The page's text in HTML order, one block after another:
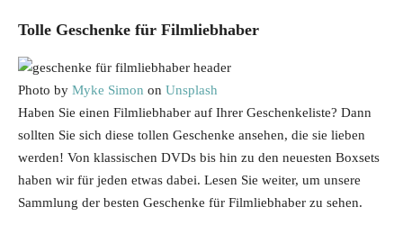
Tolle Geschenke für Filmliebhaber
Photo by Myke Simon on Unsplash
Haben Sie einen Filmliebhaber auf Ihrer Geschenkeliste? Dann
sollten Sie sich diese tollen Geschenke ansehen, die sie lieben
werden! Von klassischen DVDs bis hin zu den neuesten Boxsets
haben wir für jeden etwas dabei. Lesen Sie weiter, um unsere
Sammlung der besten Geschenke für Filmliebhaber zu sehen.